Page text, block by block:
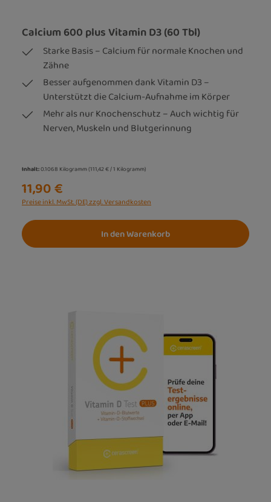
Calcium 600 plus Vitamin D3 (60 Tbl)
Starke Basis – Calcium für normale Knochen und
Zähne
Besser aufgenommen dank Vitamin D3 –
Unterstützt die Calcium-Aufnahme im Körper
Mehr als nur Knochenschutz – Auch wichtig für
Nerven, Muskeln und Blutgerinnung
Inhalt:0.1068 Kilogramm(111,42 € / 1 Kilogramm)
11,90 €
Preise inkl. MwSt. (DE) zzgl. Versandkosten
In den Warenkorb